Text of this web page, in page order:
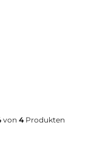
von 4 Produkten